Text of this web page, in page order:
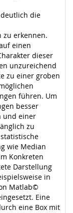
die
zu erkennen.
einen
dieser
unzureichend
zu einer groben
führen. Um
besser
und einer
zu
wie Median
Konkreten
Darstellung
in
Matlab©
Eine
eine Box mit